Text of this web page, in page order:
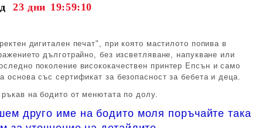
23 дни 19:59:10
дигитален печат", при която мастилото попива в
дълготрайно, без изсветляване, напукване или
поколение висококачествен принтер Епсън и само
основа със сертификат за безопасност за бебета и деца.
на бодито от менютата по долу.
друго име на бодито моля поръчайте така